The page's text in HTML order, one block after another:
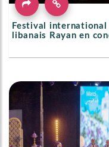
Festival international
libanais Rayan en